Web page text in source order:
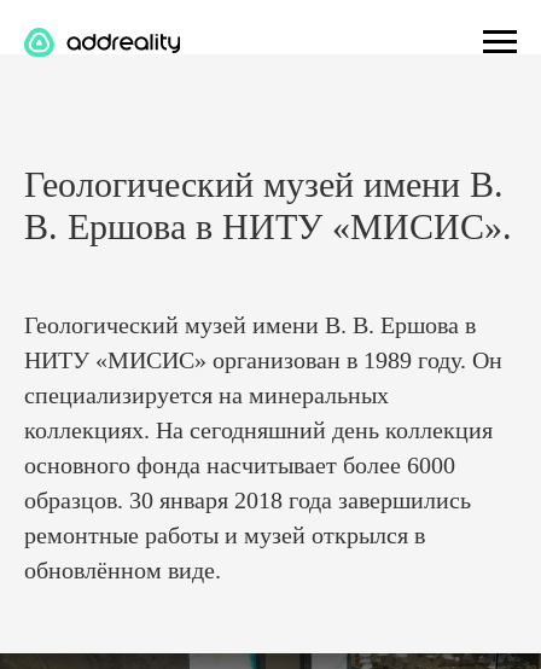
Геологический музей имени В.
В. Ершова в НИТУ «МИСИС».
Геологический музей имени В. В. Ершова в
НИТУ «МИСИС» организован в 1989 году. Он
специализируется на минеральных
коллекциях. На сегодняшний день коллекция
основного фонда насчитывает более 6000
образцов. 30 января 2018 года завершились
ремонтные работы и музей открылся в
обновлённом виде.